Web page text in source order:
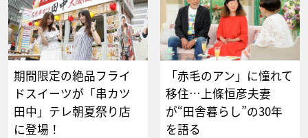
期間限定の絶品フライ
ドスイーツが「串カツ
田中」テレ朝夏祭り店
に登場！
「赤毛のアン」に憧れて
移住…上條恒彦夫妻
が“田舎暮らし”の30年
を語る